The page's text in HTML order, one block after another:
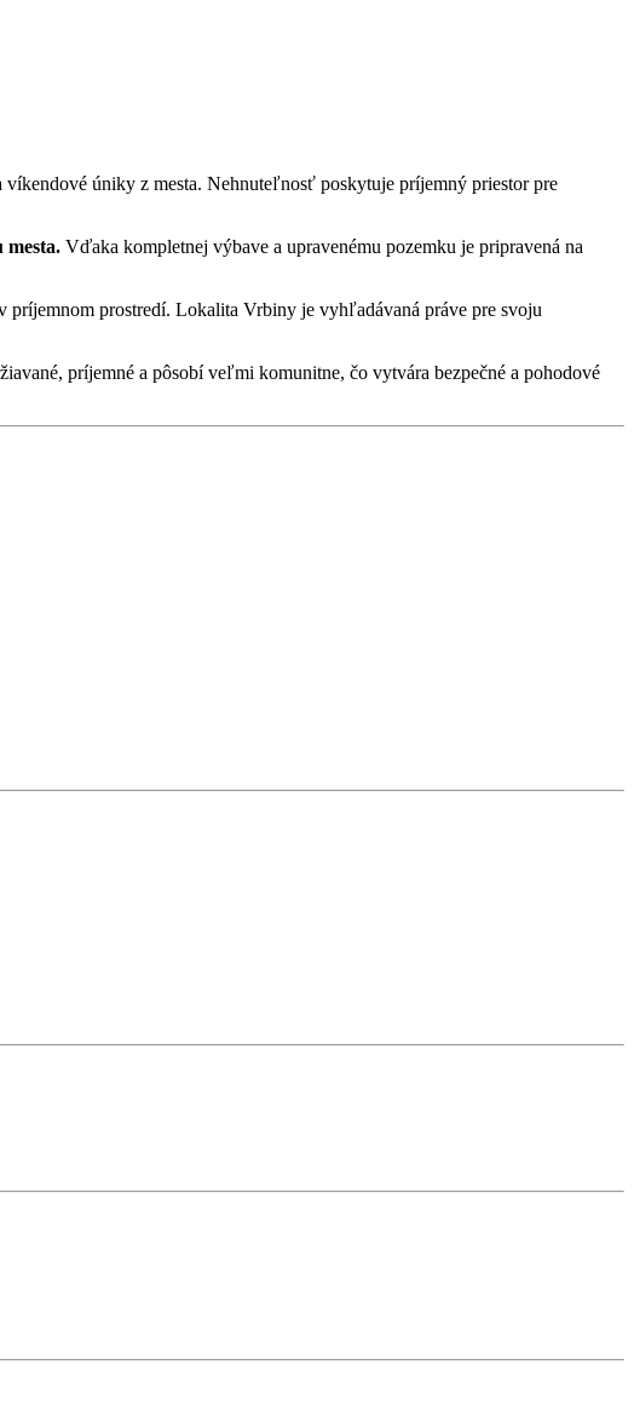
úniky z mesta. Nehnuteľnosť poskytuje príjemný priestor pre
Vďaka kompletnej výbave a upravenému pozemku je pripravená na
prostredí. Lokalita Vrbiny je vyhľadávaná práve pre svoju
príjemné a pôsobí veľmi komunitne, čo vytvára bezpečné a pohodové